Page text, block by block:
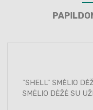
"SHELL" SMĖLIO
SMĖLIO DĖŽĖ SU